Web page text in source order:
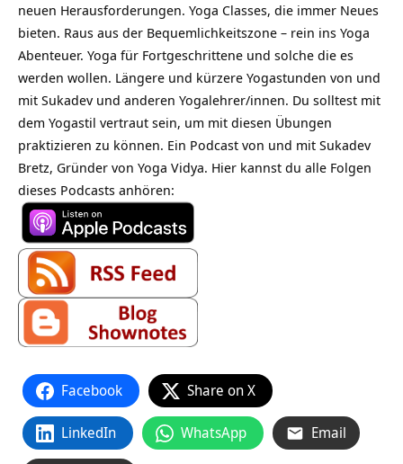
neuen Herausforderungen. Yoga Classes, die immer Neues
bieten. Raus aus der Bequemlichkeitszone – rein ins Yoga
Abenteuer. Yoga für Fortgeschrittene und solche die es
werden wollen. Längere und kürzere Yogastunden von und
mit Sukadev und anderen Yogalehrer/innen. Du solltest mit
dem Yogastil vertraut sein, um mit diesen Übungen
praktizieren zu können. Ein Podcast von und mit Sukadev
Bretz, Gründer von Yoga Vidya. Hier kannst du alle Folgen
dieses Podcasts anhören:
Facebook Share on X
LinkedIn WhatsApp Email